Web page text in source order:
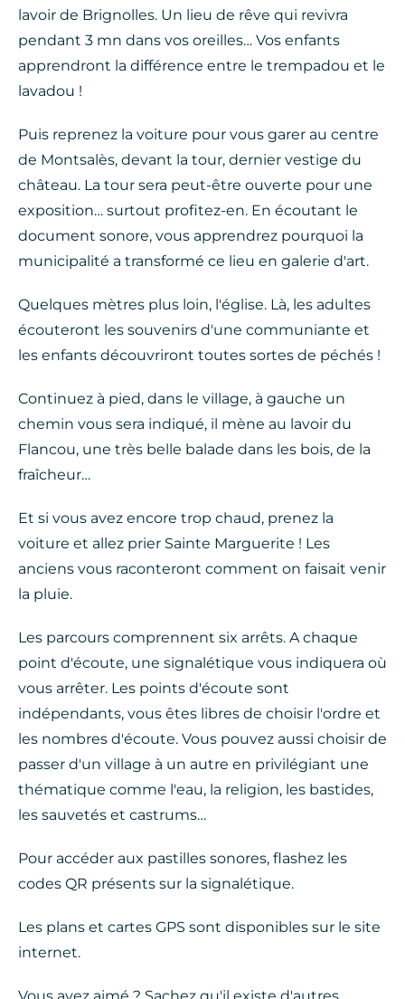
lavoir de Brignolles. Un lieu de rêve qui revivra
pendant 3 mn dans vos oreilles… Vos enfants
apprendront la différence entre le trempadou et le
lavadou !
Puis reprenez la voiture pour vous garer au centre
de Montsalès, devant la tour, dernier vestige du
château. La tour sera peut-être ouverte pour une
exposition… surtout profitez-en. En écoutant le
document sonore, vous apprendrez pourquoi la
municipalité a transformé ce lieu en galerie d'art.
Quelques mètres plus loin, l'église. Là, les adultes
écouteront les souvenirs d'une communiante et
les enfants découvriront toutes sortes de péchés !
Continuez à pied, dans le village, à gauche un
chemin vous sera indiqué, il mène au lavoir du
Flancou, une très belle balade dans les bois, de la
fraîcheur…
Et si vous avez encore trop chaud, prenez la
voiture et allez prier Sainte Marguerite ! Les
anciens vous raconteront comment on faisait venir
la pluie.
Les parcours comprennent six arrêts. A chaque
point d'écoute, une signalétique vous indiquera où
vous arrêter. Les points d'écoute sont
indépendants, vous êtes libres de choisir l'ordre et
les nombres d'écoute. Vous pouvez aussi choisir de
passer d'un village à un autre en privilégiant une
thématique comme l'eau, la religion, les bastides,
les sauvetés et castrums…
Pour accéder aux pastilles sonores, flashez les
codes QR présents sur la signalétique.
Les plans et cartes GPS sont disponibles sur le site
internet.